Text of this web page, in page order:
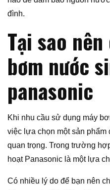
đình.
Tại sao
bơm nước
panasonic
Khi nhu cầu sử dụng máy
việc lựa chọn một sản phẩm
quan trọng. Trong trường
hoạt Panasonic là một lựa
Có nhiều lý do để bạn nên